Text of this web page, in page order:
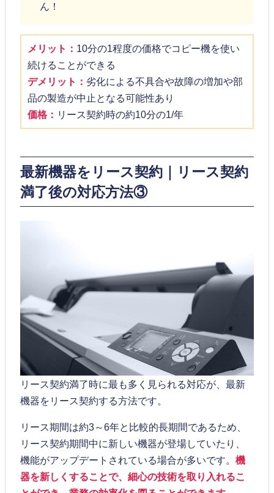
ん！
メリット： 10分の1程度の価格でコピー機を使い
続けることができる
デメリット： 劣化による不具合や故障の増加や部
品の製造が中止となる可能性あり
価格： リース契約時の約10分の1/年
最新機器をリース契約｜リース契約
満了後の対応方法③
リース契約満了時に最も多く見られる対応が、最新
機器をリース契約する方法です。
リース期間は約3～6年と比較的長期間であるため、
リース契約期間中に新しい機器が登場していたり、
機能がアップデートされている場合が多いです。 機
器を新しくすることで、細心の技術を取り入れるこ